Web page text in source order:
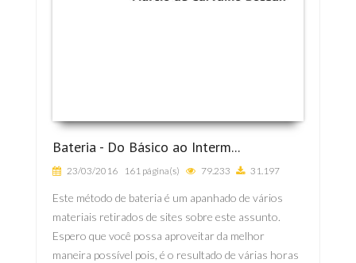
Bateria - Do Básico ao Interm...
23/03/2016 161 página(s) 79.233 31.197
Este método de bateria é um apanhado de vários
materiais retirados de sites sobre este assunto.
Espero que você possa aproveitar da melhor
maneira possível pois, é o resultado de várias horas